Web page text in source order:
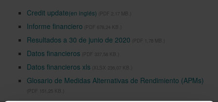
Credit update(en inglés) (PDF 2,17 MB.)
Informe financiero (PDF 678,24 KB.)
Resultados a 30 de junio de 2020 (PDF 1,78 MB.)
Datos financieros (PDF 337,58 KB.)
Datos financieros xls (XLSX 236,07 KB.)
Glosario de Medidas Alternativas de Rendimiento (APMs)
(PDF 151,25 KB.)